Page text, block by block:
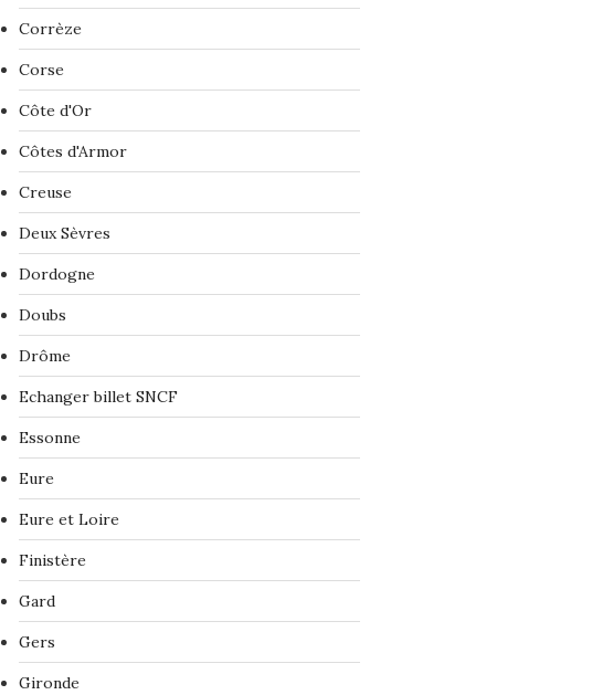
Corrèze
Corse
Côte d'Or
Côtes d'Armor
Creuse
Deux Sèvres
Dordogne
Doubs
Drôme
Echanger billet SNCF
Essonne
Eure
Eure et Loire
Finistère
Gard
Gers
Gironde